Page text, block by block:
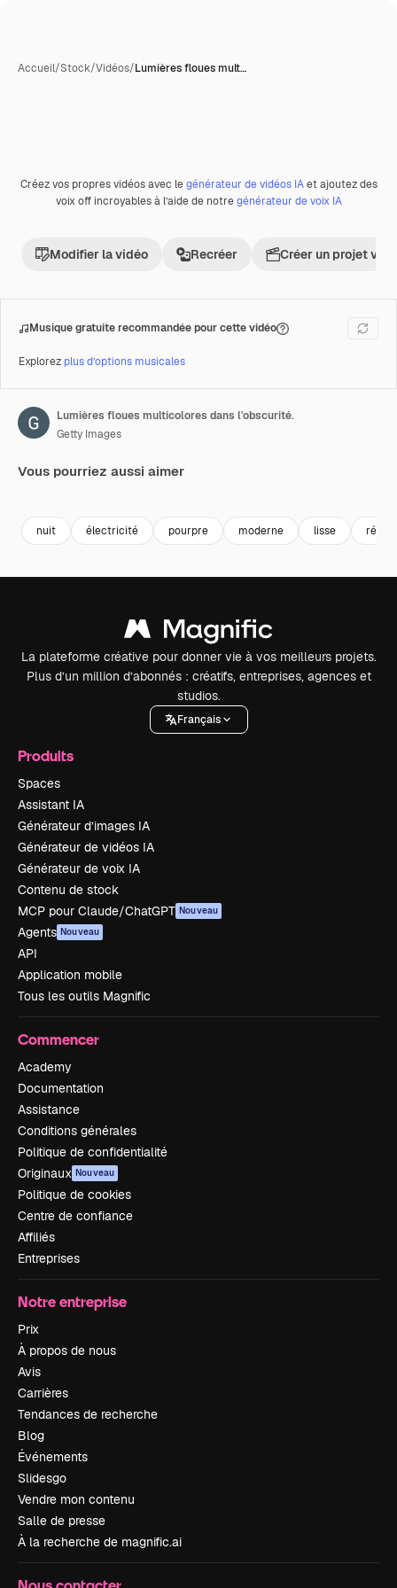
Accueil/Stock/Vidéos/Lumières floues mult…
Premium
Créez vos propres vidéos avec legénérateur de vidéos IAet ajoutez des
voix off incroyables à l’aide de notregénérateur de voix IA
Modifier la vidéo Recréer Créer un projet
Musique gratuite recommandée pour cette vidéo
Explorez plus d’options musicales
Lumières floues multicolores dans l'obscurité.
Getty Images
Vous pourriez aussi aimer
nuit électricité pourpre moderne lisse
La plateforme créative pour donner vie à vos meilleurs projets.
Plus d’un million d’abonnés : créatifs, entreprises, agences et
studios.
Français
Produits
Spaces
Assistant IA
Générateur d’images IA
Générateur de vidéos IA
Générateur de voix IA
Contenu de stock
MCP pour Claude/ChatGPT Nouveau
Agents Nouveau
API
Application mobile
Tous les outils Magnific
Commencer
Academy
Documentation
Assistance
Conditions générales
Politique de confidentialité
Originaux Nouveau
Politique de cookies
Centre de confiance
Affiliés
Entreprises
Notre entreprise
Prix
À propos de nous
Avis
Carrières
Tendances de recherche
Blog
Événements
Slidesgo
Vendre mon contenu
Salle de presse
À la recherche de magnific.ai